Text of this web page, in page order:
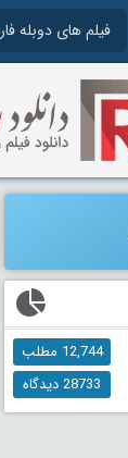
فیلم های دوبله
12,744 مطلب
28733 دیدگاه